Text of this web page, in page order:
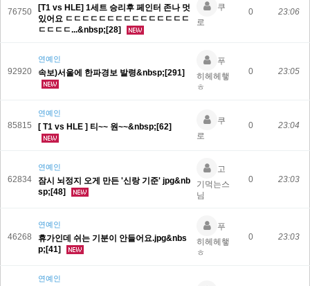
76750
[T1 vs HLE] 1세트 승리후 페인터 존나 멋
있어요 ㄷㄷㄷㄷㄷㄷㄷㄷㄷㄷㄷㄷㄷㄷㄷ
ㄷㄷㄷㄷ...&nbsp;[28]
쿠
로
0 23:06
92920
연예인
속보)서울에 한파경보 발령&nbsp;[291]
푸
히헤헤햏
ㅎ
0 23:05
85815
연예인
[ T1 vs HLE ] 티~~ 원~~&nbsp;[62]
쿠
로
0 23:04
62834
연예인
잠시 뇌정지 오게 만든 '신랑 기준' jpg&nb
sp;[48]
고
기먹는스
님
0 23:03
46268
연예인
휴가인데 쉬는 기분이 안들어요.jpg&nbs
p;[41]
푸
히헤헤햏
ㅎ
0 23:03
연예인